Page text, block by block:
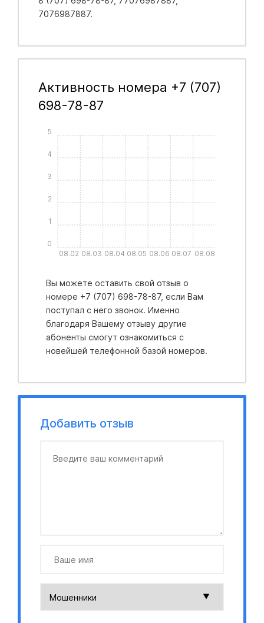
7076987887.
Активность номера +7 (707)
698-78-87
08.02 08.03 08.04 08.05 08.06 08.07 08.08
0
1
2
3
4
5
Вы можете оставить свой отзыв о
номере +7 (707) 698-78-87, если Вам
поступал с него звонок. Именно
благодаря Вашему отзыву другие
абоненты смогут ознакомиться с
новейшей телефонной базой номеров.
Добавить отзыв